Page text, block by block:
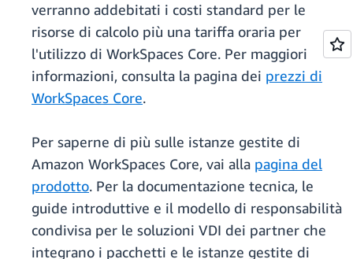
verranno addebitati i costi standard per le
risorse di calcolo più una tariffa oraria per
l'utilizzo di WorkSpaces Core. Per maggiori
informazioni, consulta la pagina dei prezzi di
WorkSpaces Core.
Per saperne di più sulle istanze gestite di
Amazon WorkSpaces Core, vai alla pagina del
prodotto. Per la documentazione tecnica, le
guide introduttive e il modello di responsabilità
condivisa per le soluzioni VDI dei partner che
integrano i pacchetti e le istanze gestite di